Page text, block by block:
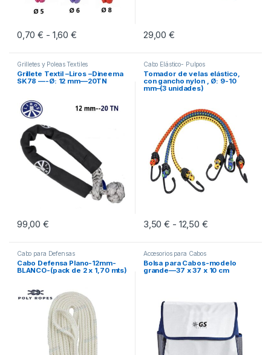
0,70€ - 1,60€Rango de precios: desde 0,70 € hasta 1,60 €
Este producto tiene múltiples variantes. Las opciones se pueden
29,00€
Grilletes y Poleas Textiles
Grillete Textil –Liros –Dineema
SK78 —-Ø: 12 mm—20TN
99,00€
Cabo Elástico- Pulpos
Tomador de velas elástico,
con gancho nylon , Ø: 9-10
mm–(3 unidades)
3,50€ - 12,50 €Rango de
Este producto tiene múltiples
Cabo para Defensas
Cabo Defensa Plano-12mm-
BLANCO-(pack de 2 x 1,70 mts)
Accesorios para Cabos
Bolsa para Cabos-modelo
grande—37 x 37 x 10 cm